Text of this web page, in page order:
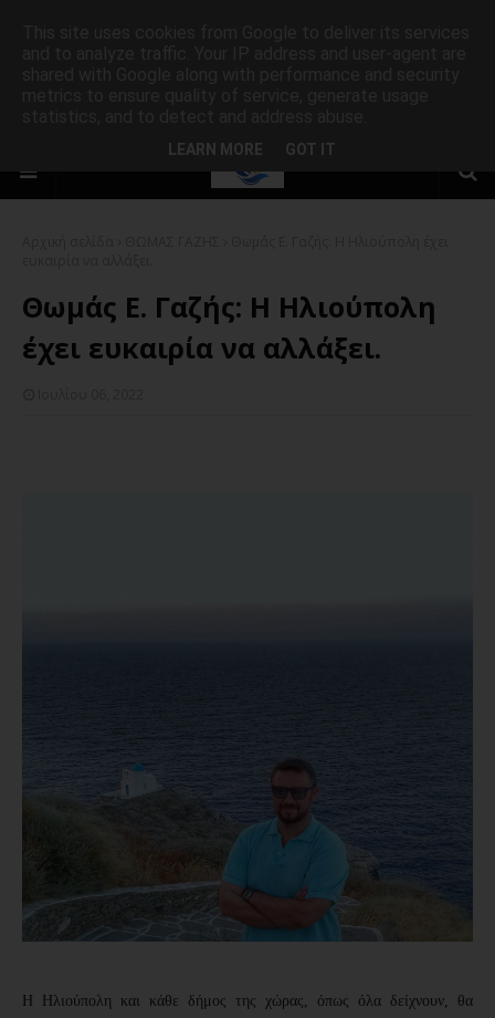
Θωμάς Ε. Γαζής: Η Ηλιούπολη
έχει ευκαιρία να αλλάξει.
Η Ηλιούπολη και κάθε δήμος της χώρας, όπως όλα δείχνουν, θα
LEARN MORE GOT IT